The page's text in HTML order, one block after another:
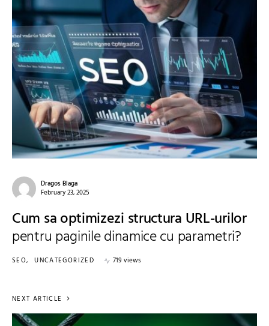
Dragos Blaga
February 23, 2025
Cum sa optimizezi structura URL-urilor
pentru paginile dinamice cu parametri?
SEO UNCATEGORIZED 719 views
NEXT ARTICLE